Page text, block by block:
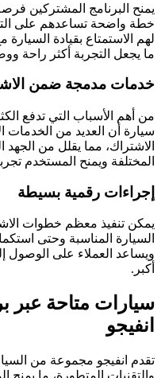
يمنح البرنامج المشتركين
خطة واضحة تساعدهم على
لهم الاستمتاع بقيادة
ما يجعل التجربة أكثر راحة
خدمات مدمجة ضمن
من أهم الأسباب التي تدفع
سيارة أن العديد من
الاشتراك، مما يقلل من
المختلفة ويمنح المستخدم
إجراءات رقمية بسيطة
يمكن تنفيذ معظم خطوات
السيارة المناسبة وحتى
ويساعد العملاء على الوصول
أكبر.
سيارات متاحة عبر
انفيجو
تقدم انفيجو مجموعة من